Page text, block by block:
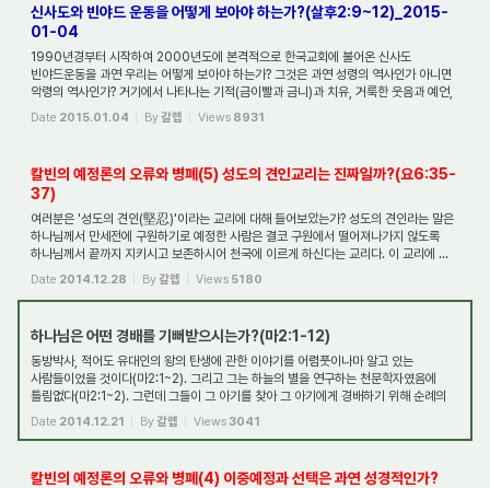
신사도와 빈야드 운동을 어떻게 보아야 하는가?(살후2:9~12)_2015-
01-04
1990년경부터 시작하여 2000년도에 본격적으로 한국교회에 불어온 신사도
빈야드운동을 과연 우리는 어떻게 보아야 하는가? 그것은 과연 성령의 역사인가 아니면
악령의 역사인가? 거기에서 나타나는 기적(금이빨과 금니)과 치유, 거룩한 웃음과 예언,
영적도...
Date 2015.01.04 By갈렙 Views 8931
칼빈의 예정론의 오류와 병폐(5) 성도의 견인교리는 진짜일까?(요6:35-
37)
여러분은 '성도의 견인(堅忍)'이라는 교리에 대해 들어보았는가? 성도의 견인라는 말은
하나님께서 만세전에 구원하기로 예정한 사람은 결코 구원에서 떨어져나가지 않도록
하나님께서 끝까지 지키시고 보존하시어 천국에 이르게 하신다는 교리다. 이 교리에 ...
Date 2014.12.28 By갈렙 Views 5180
하나님은 어떤 경배를 기뻐받으시는가?(마2:1-12)
동방박사, 적어도 유대인의 왕의 탄생에 관한 이야기를 어렴풋이나마 알고 있는
사람들이었을 것이다(마2:1~2). 그리고 그는 하늘의 별을 연구하는 천문학자였음에
틀림없다(마2:1~2). 그런데 그들이 그 아기를 찾아 그 아기에게 경배하기 위해 순례의
길을 떠...
Date 2014.12.21 By갈렙 Views3041
칼빈의 예정론의 오류와 병폐(4) 이중예정과 선택은 과연 성경적인가?